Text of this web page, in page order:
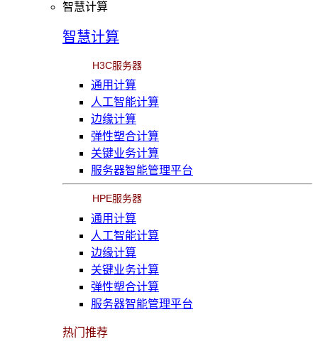
智慧计算
智慧计算
H3C服务器
通用计算
人工智能计算
边缘计算
弹性塑合计算
关键业务计算
服务器智能管理平台
HPE服务器
通用计算
人工智能计算
边缘计算
关键业务计算
弹性塑合计算
服务器智能管理平台
热门推荐